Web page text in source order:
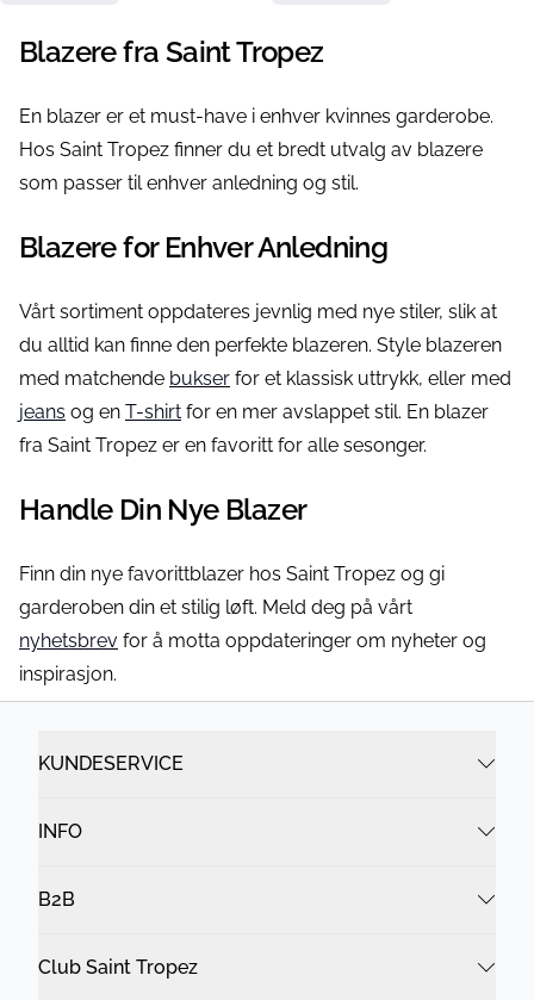
Blazere fra Saint Tropez
En blazer er et must-have i enhver kvinnes garderobe.
Hos Saint Tropez finner du et bredt utvalg av blazere
som passer til enhver anledning og stil.
Blazere for Enhver Anledning
Vårt sortiment oppdateres jevnlig med nye stiler, slik at
du alltid kan finne den perfekte blazeren. Style blazeren
med matchende bukser for et klassisk uttrykk, eller med
jeans og en T-shirt for en mer avslappet stil. En blazer
fra Saint Tropez er en favoritt for alle sesonger.
Handle Din Nye Blazer
Finn din nye favorittblazer hos Saint Tropez og gi
garderoben din et stilig løft. Meld deg på vårt
nyhetsbrev for å motta oppdateringer om nyheter og
inspirasjon.
KUNDESERVICE
INFO
B2B
Club Saint Tropez